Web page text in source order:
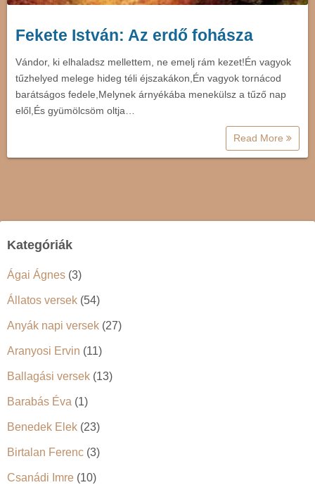
Fekete István: Az erdő fohásza
Vándor, ki elhaladsz mellettem, ne emelj rám kezet!Én vagyok
tűzhelyed melege hideg téli éjszakákon,Én vagyok tornácod
barátságos fedele,Melynek árnyékába menekülsz a tűző nap
elől,És gyümölcsöm oltja…
Read More
Kategóriák
Ágai Ágnes (3)
Állatos versek (54)
Anyák napi versek (27)
Aranyosi Ervin (11)
Ballagási versek (13)
Barabás Éva (1)
Benedek Elek (23)
Birtalan Ferenc (3)
Csanádi Imre (10)